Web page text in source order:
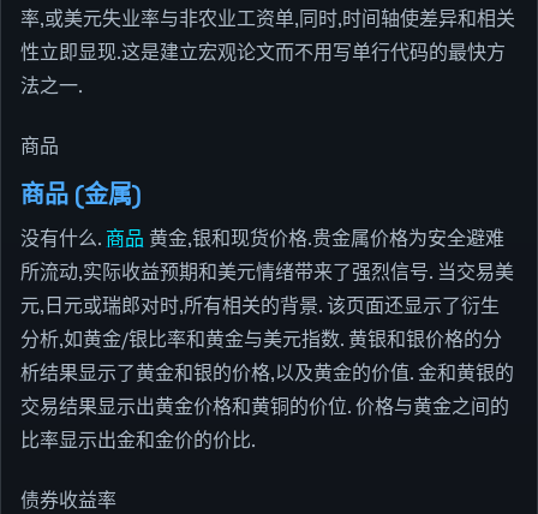
率,或美元失业率与非农业工资单,同时,时间轴使差异和相关
性立即显现.这是建立宏观论文而不用写单行代码的最快方
法之一.
商品
商品 (金属)
没有什么. 商品 黄金,银和现货价格.贵金属价格为安全避难
所流动,实际收益预期和美元情绪带来了强烈信号. 当交易美
元,日元或瑞郎对时,所有相关的背景. 该页面还显示了衍生
分析,如黄金/银比率和黄金与美元指数. 黄银和银价格的分
析结果显示了黄金和银的价格,以及黄金的价值. 金和黄银的
交易结果显示出黄金价格和黄铜的价位. 价格与黄金之间的
比率显示出金和金价的价比.
债券收益率